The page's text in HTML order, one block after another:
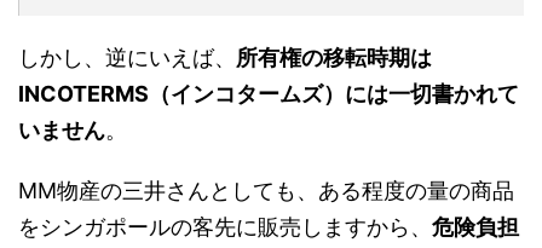
しかし、逆にいえば、 所有権の移転時期は
INCOTERMS（インコタームズ）には一切書かれて
いません。
MM物産の三井さんとしても、ある程度の量の商品
をシンガポールの客先に販売しますから、 危険負担